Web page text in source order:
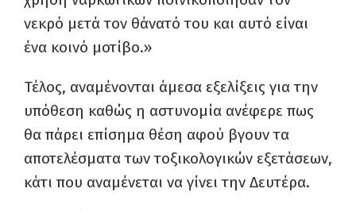
νεκρό μετά τον θάνατό του και αυτό είναι
ένα κοινό μοτίβο.»
Τέλος, αναμένονται άμεσα εξελίξεις για την
υπόθεση καθώς η αστυνομία ανέφερε πως
θα πάρει επίσημα θέση αφού βγουν τα
αποτελέσματα των τοξικολογικών εξετάσεων,
κάτι που αναμένεται να γίνει την Δευτέρα.